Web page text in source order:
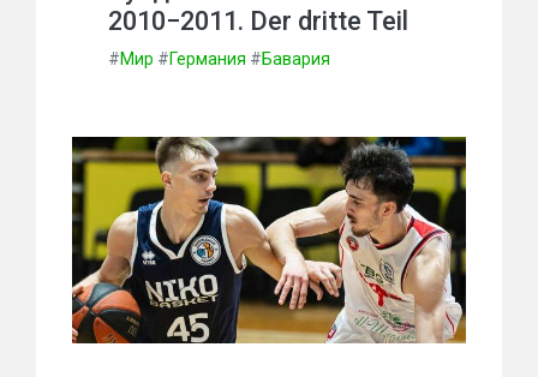
2010−2011. Der dritte Teil
#Мир #Германия #Бавария